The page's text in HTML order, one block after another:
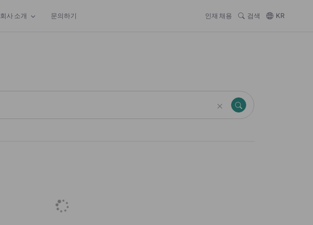
회사 소개 문의하기 인재 채용 검색 KR